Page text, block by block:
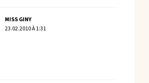
MISS GINY
23.02.2010 À 1:31